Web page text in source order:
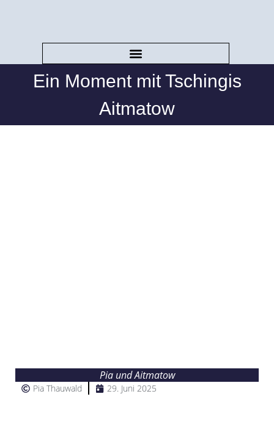
Ein Moment mit Tschingis
Aitmatow
Pia und Aitmatow
Pia Thauwald 29. Juni 2025